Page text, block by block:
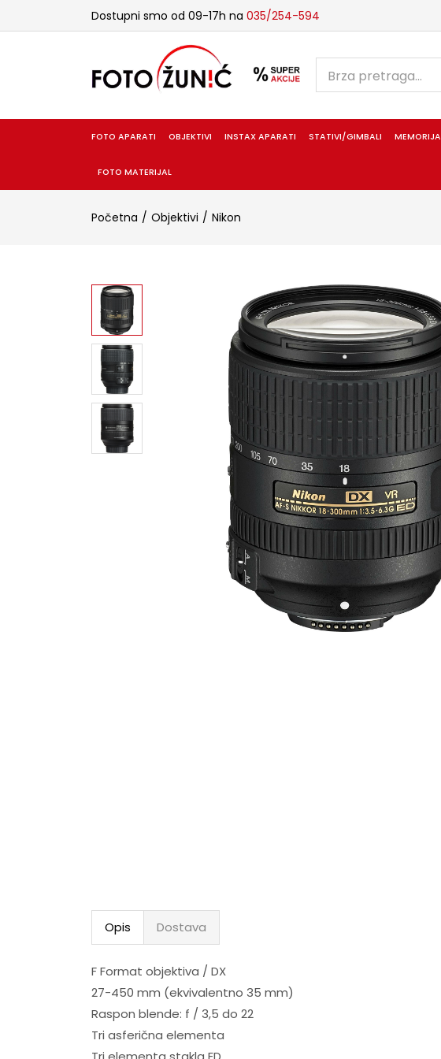
Dostupni smo od 09-17h na 035/254-594
FOTO APARATI OBJEKTIVI INSTAX APARATI STATIVI/GIMBALI MEMORIJA
FOTO MATERIJAL
Početna Objektivi Nikon
Opis Dostava
F Format objektiva / DX
27-450 mm (ekvivalentno 35 mm)
Raspon blende: f / 3,5 do 22
Tri asferična elementa